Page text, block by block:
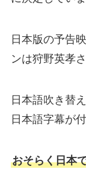
日本版の予告
ンは狩野英孝
日本語吹き替
日本語字幕が
おそらく日本